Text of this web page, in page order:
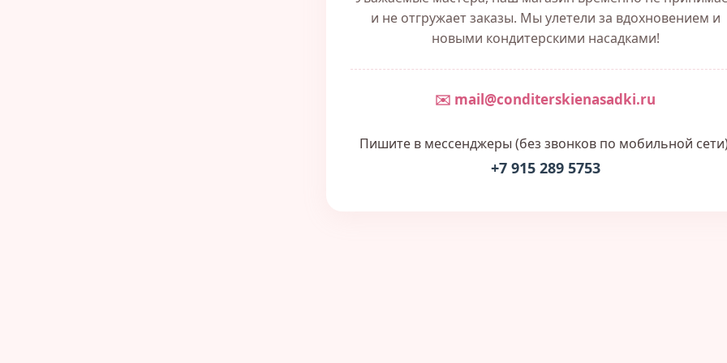
и не отгружает заказы. Мы улетели за вдохновением и
новыми кондитерскими насадками!
✉️ mail@conditerskienasadki.ru
Пишите в мессенджеры (без звонков по мобильной
+7 915 289 5753